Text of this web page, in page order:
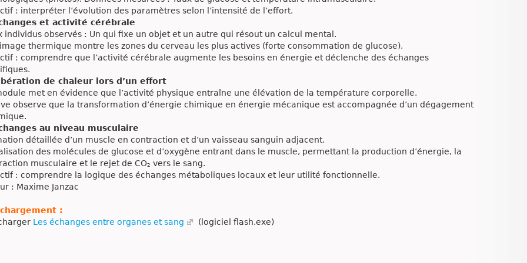
: interpréter l’évolution des paramètres selon l’intensité de l’effort.
et activité cérébrale
individus observés : Un qui fixe un objet et un autre qui résout un calcul mental.
thermique montre les zones du cerveau les plus actives (forte consommation de glucose).
: comprendre que l’activité cérébrale augmente les besoins en énergie et déclenche des échanges
de chaleur lors d’un effort
met en évidence que l’activité physique entraîne une élévation de la température corporelle.
observe que la transformation d’énergie chimique en énergie mécanique est accompagnée d’un dégagement
au niveau musculaire
détaillée d’un muscle en contraction et d’un vaisseau sanguin adjacent.
des molécules de glucose et d’oxygène entrant dans le muscle, permettant la production d’énergie, la
musculaire et le rejet de CO₂ vers le sang.
: comprendre la logique des échanges métaboliques locaux et leur utilité fonctionnelle.
: Maxime Janzac
:
Les échanges entre organes et sang (logiciel flash.exe)